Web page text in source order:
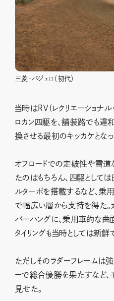
三菱・パジェロ（初代）
当時はRV(レクリエーショナル
ロカン四駆を、舗装路でも
換させる最初のキッカケとな
オフロードでの走破性や雪
たのはもちろん、四駆として
ルターボを搭載するなど、乗
で幅広い層から支持を得た。
バーハングに、乗用車的な曲
タイリングも当時としては新鮮
ただしそのラダーフレームは強
ーで総合優勝を果たすなど、
見せた。